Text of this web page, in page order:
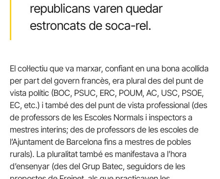
republicans varen quedar
estroncats de soca-rel.
El col·lectiu que va marxar, confiant en una bona acollida
per part del govern francès, era plural des del punt de
vista polític (BOC, PSUC, ERC, POUM, AC, USC, PSOE,
EC, etc.) i també des del punt de vista professional (des
de professors de les Escoles Normals i inspectors a
mestres interins; des de professors de les escoles de
l’Ajuntament de Barcelona fins a mestres de pobles
rurals). La pluralitat també es manifestava a l’hora
d’ensenyar (des del Grup Batec, seguidors de les